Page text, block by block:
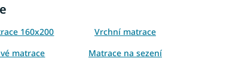
160x200
Vrchní matrace
matrace
Matrace na sezení